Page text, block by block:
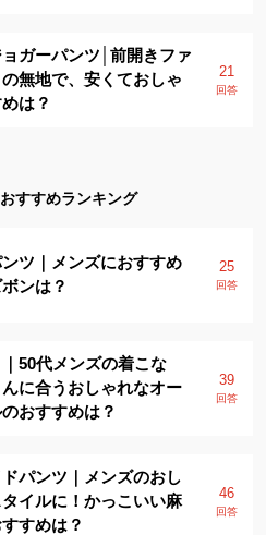
ガーパンツ│前開きファ
無地で、安くておしゃ
は？
21
回答
すすめランキング
ツ｜メンズにおすすめ
ンは？
25
回答
50代メンズの着こな
に合うおしゃれなオー
おすすめは？
39
回答
パンツ｜メンズのおし
イルに！かっこいい麻
すめは？
46
回答